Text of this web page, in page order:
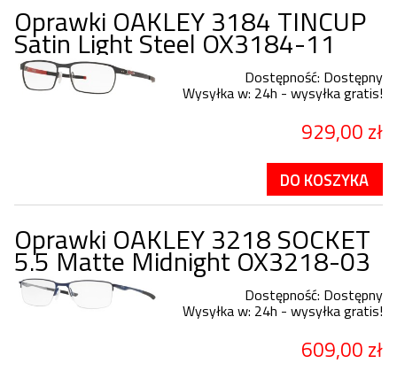
Oprawki OAKLEY 3184 TINCUP
Satin Light Steel OX3184-11
Dostępność: Dostępny
Wysyłka w: 24h - wysyłka gratis!
929,00 zł
DO KOSZYKA
Oprawki OAKLEY 3218 SOCKET
5.5 Matte Midnight OX3218-03
Dostępność: Dostępny
Wysyłka w: 24h - wysyłka gratis!
609,00 zł